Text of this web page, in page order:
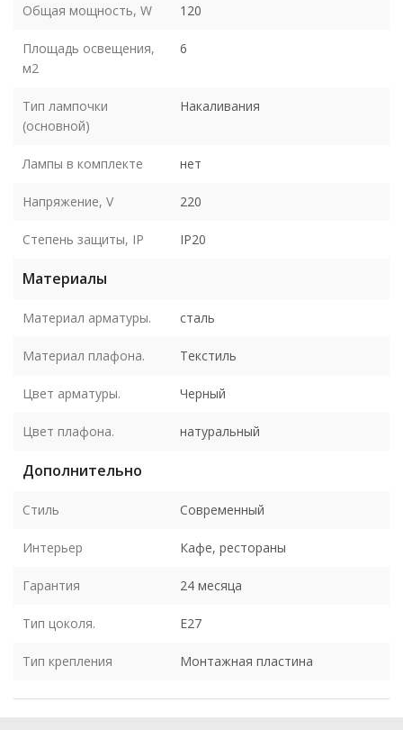
Общая мощность, W 120
Площадь освещения,
м2
6
Тип лампочки
(основной)
Накаливания
Лампы в комплекте нет
Напряжение, V 220
Степень защиты, IP IP20
Материалы
Материал арматуры. сталь
Материал плафона. Текстиль
Цвет арматуры. Черный
Цвет плафона. натуральный
Дополнительно
Стиль Современный
Интерьер Кафе, рестораны
Гарантия 24 месяца
Тип цоколя. E27
Тип крепления Монтажная пластина